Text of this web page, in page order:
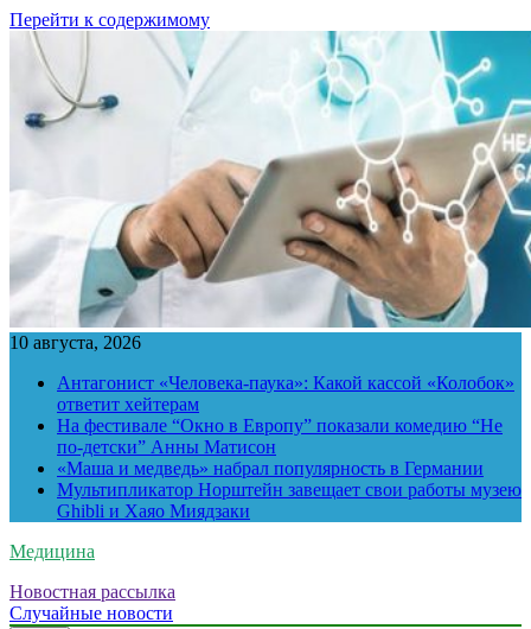
Перейти к содержимому
10 августа, 2026
Антагонист «Человека-паука»: Какой кассой «Колобок»
ответит хейтерам
На фестивале “Окно в Европу” показали комедию “Не
по-детски” Анны Матисон
«Маша и медведь» набрал популярность в Германии
Мультипликатор Норштейн завещает свои работы музею
Ghibli и Хаяо Миядзаки
Медицина
Новостная рассылка
Случайные новости